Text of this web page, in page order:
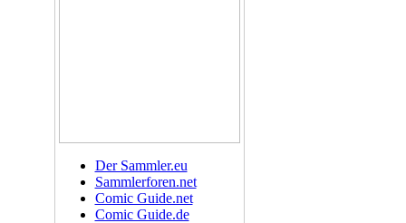
Der Sammler.eu
Sammlerforen.net
Comic Guide.net
Comic Guide.de